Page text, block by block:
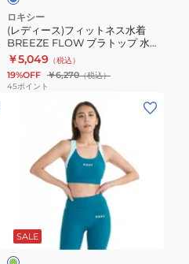
ネ
ス
水
着
BREEZE
陸
両
ロキシー
(レディース)フィットネス水着
BREEZE FLOW ブラトップ 水陸
両用 26SU RBR262564 BLU
￥5,049 （税込）
19%OFF ￥6,270（税込）
45ポイント
ス)BLOOM
ブ
ラ
SALE